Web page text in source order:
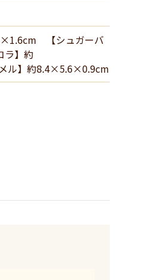
【シュガーバ
ラ】約
ル】約8.4×5.6×0.9cm